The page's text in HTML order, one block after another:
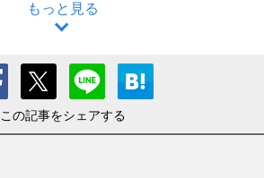
もっと見る
この記事をシェアする